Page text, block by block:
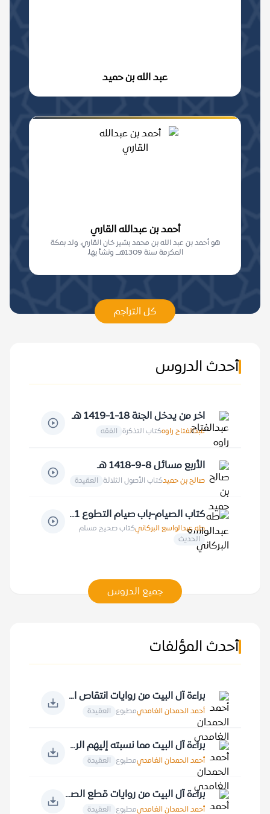
عبد الله بن حميد
أحمد بن عبدالله القاري
هو أحمد بن عبد الله بن محمد بشير خان القاري، ولد بمكة
المكرمة سنة 1309هـــ ونشأ بها،
كل التراجم
أحدث الدروس
اخر من يدخل الجنة 18-1-1419 هـ
عبدالفتاح راوهكتاب التذكرة الفقه
الأربع مسائل 8-9-1418 هـ
صالح بن حميدكتاب الأصول الثلاثة العقيدة
كتاب الصيام-باب صيام التطوع 11-9-1412 هـ
طه عبدالواسع البركانيكتاب صحيح مسلم
الحديث
جميع الدروس
أحدث المؤلفات
براءة آل البيت من روايات انتقاص الأنبياء والملائكة... ونتقاص أمير المؤمنين علي
أحمد الحمدان الغامديمطبوع العقيدة
براءة آل البيت مما نسبته إليهم الروايات
أحمد الحمدان الغامديمطبوع العقيدة
براءة آل البيت من روايات قطع الصلة بالصحابة والعرب جميعا
أحمد الحمدان الغامديمطبوع العقيدة